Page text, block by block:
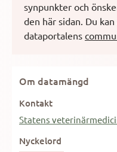
synpunkter och
den här sidan. Du
dataportalens
Om datamängd
Kontakt
Statens
Nyckelord